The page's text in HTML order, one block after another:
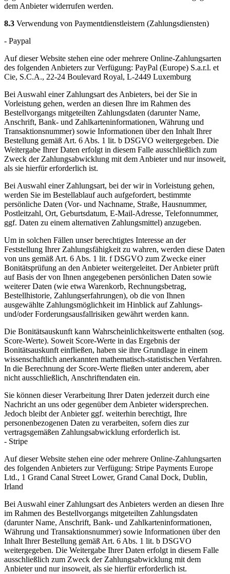
dem Anbieter widerrufen werden.
8.3 Verwendung von Paymentdienstleistern (Zahlungsdiensten)
- Paypal
Auf dieser Website stehen eine oder mehrere Online-Zahlungsarten
des folgenden Anbieters zur Verfügung: PayPal (Europe) S.a.r.l. et
Cie, S.C.A., 22-24 Boulevard Royal, L-2449 Luxemburg
Bei Auswahl einer Zahlungsart des Anbieters, bei der Sie in
Vorleistung gehen, werden an diesen Ihre im Rahmen des
Bestellvorgangs mitgeteilten Zahlungsdaten (darunter Name,
Anschrift, Bank- und Zahlkarteninformationen, Währung und
Transaktionsnummer) sowie Informationen über den Inhalt Ihrer
Bestellung gemäß Art. 6 Abs. 1 lit. b DSGVO weitergegeben. Die
Weitergabe Ihrer Daten erfolgt in diesem Falle ausschließlich zum
Zweck der Zahlungsabwicklung mit dem Anbieter und nur insoweit,
als sie hierfür erforderlich ist.
Bei Auswahl einer Zahlungsart, bei der wir in Vorleistung gehen,
werden Sie im Bestellablauf auch aufgefordert, bestimmte
persönliche Daten (Vor- und Nachname, Straße, Hausnummer,
Postleitzahl, Ort, Geburtsdatum, E-Mail-Adresse, Telefonnummer,
ggf. Daten zu einem alternativen Zahlungsmittel) anzugeben.
Um in solchen Fällen unser berechtigtes Interesse an der
Feststellung Ihrer Zahlungsfähigkeit zu wahren, werden diese Daten
von uns gemäß Art. 6 Abs. 1 lit. f DSGVO zum Zwecke einer
Bonitätsprüfung an den Anbieter weitergeleitet. Der Anbieter prüft
auf Basis der von Ihnen angegebenen persönlichen Daten sowie
weiterer Daten (wie etwa Warenkorb, Rechnungsbetrag,
Bestellhistorie, Zahlungserfahrungen), ob die von Ihnen
ausgewählte Zahlungsmöglichkeit im Hinblick auf Zahlungs-
und/oder Forderungsausfallrisiken gewährt werden kann.
Die Bonitätsauskunft kann Wahrscheinlichkeitswerte enthalten (sog.
Score-Werte). Soweit Score-Werte in das Ergebnis der
Bonitätsauskunft einfließen, haben sie ihre Grundlage in einem
wissenschaftlich anerkannten mathematisch-statistischen Verfahren.
In die Berechnung der Score-Werte fließen unter anderem, aber
nicht ausschließlich, Anschriftendaten ein.
Sie können dieser Verarbeitung Ihrer Daten jederzeit durch eine
Nachricht an uns oder gegenüber dem Anbieter widersprechen.
Jedoch bleibt der Anbieter ggf. weiterhin berechtigt, Ihre
personenbezogenen Daten zu verarbeiten, sofern dies zur
vertragsgemäßen Zahlungsabwicklung erforderlich ist.
- Stripe
Auf dieser Website stehen eine oder mehrere Online-Zahlungsarten
des folgenden Anbieters zur Verfügung: Stripe Payments Europe
Ltd., 1 Grand Canal Street Lower, Grand Canal Dock, Dublin,
Irland
Bei Auswahl einer Zahlungsart des Anbieters werden an diesen Ihre
im Rahmen des Bestellvorgangs mitgeteilten Zahlungsdaten
(darunter Name, Anschrift, Bank- und Zahlkarteninformationen,
Währung und Transaktionsnummer) sowie Informationen über den
Inhalt Ihrer Bestellung gemäß Art. 6 Abs. 1 lit. b DSGVO
weitergegeben. Die Weitergabe Ihrer Daten erfolgt in diesem Falle
ausschließlich zum Zweck der Zahlungsabwicklung mit dem
Anbieter und nur insoweit, als sie hierfür erforderlich ist.